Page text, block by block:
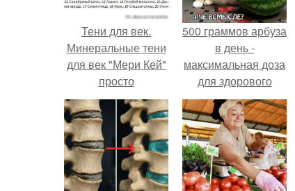
Тени для век.
Минеральные тени
для век "Мери Кей"
просто
потрясающего
качества.
500 граммов арбуза
в день -
максимальная доза
для здорового
взрослого,
предупредили
врачи.